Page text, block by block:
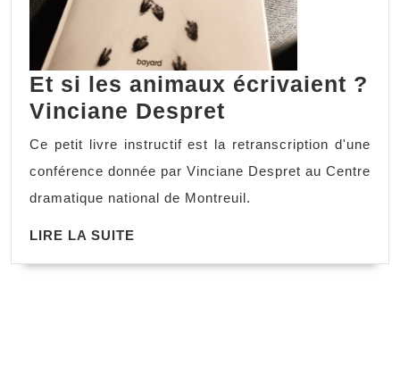
Et si les animaux écrivaient ?
Vinciane Despret
Ce petit livre instructif est la retranscription d'une
conférence donnée par Vinciane Despret au Centre
dramatique national de Montreuil.
LIRE LA SUITE